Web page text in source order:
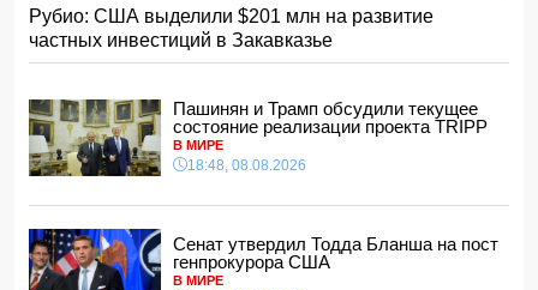
Хикмет Гаджиев: Ильхам Алиев одержал победу и в
войне, и в мире- ВИДЕО
15:08, 08.08.2026
Пентагон рассекретил информацию о падении НЛО с
человеком внутри
15:00, 08.08.2026
Белый, черный или яркий: психолог объяснила, как цвет
14:48, 08.08.2026
Зеленский встретился с Вучичем
14:40, 08.08.2026
Рубио: США выделили $201 млн на развитие
частных инвестиций в Закавказье
Пашинян и Трамп обсудили текущее
состояние реализации проекта TRIPP
В МИРЕ
18:48, 08.08.2026
Сенат утвердил Тодда Бланша на пост
генпрокурора США
В МИРЕ